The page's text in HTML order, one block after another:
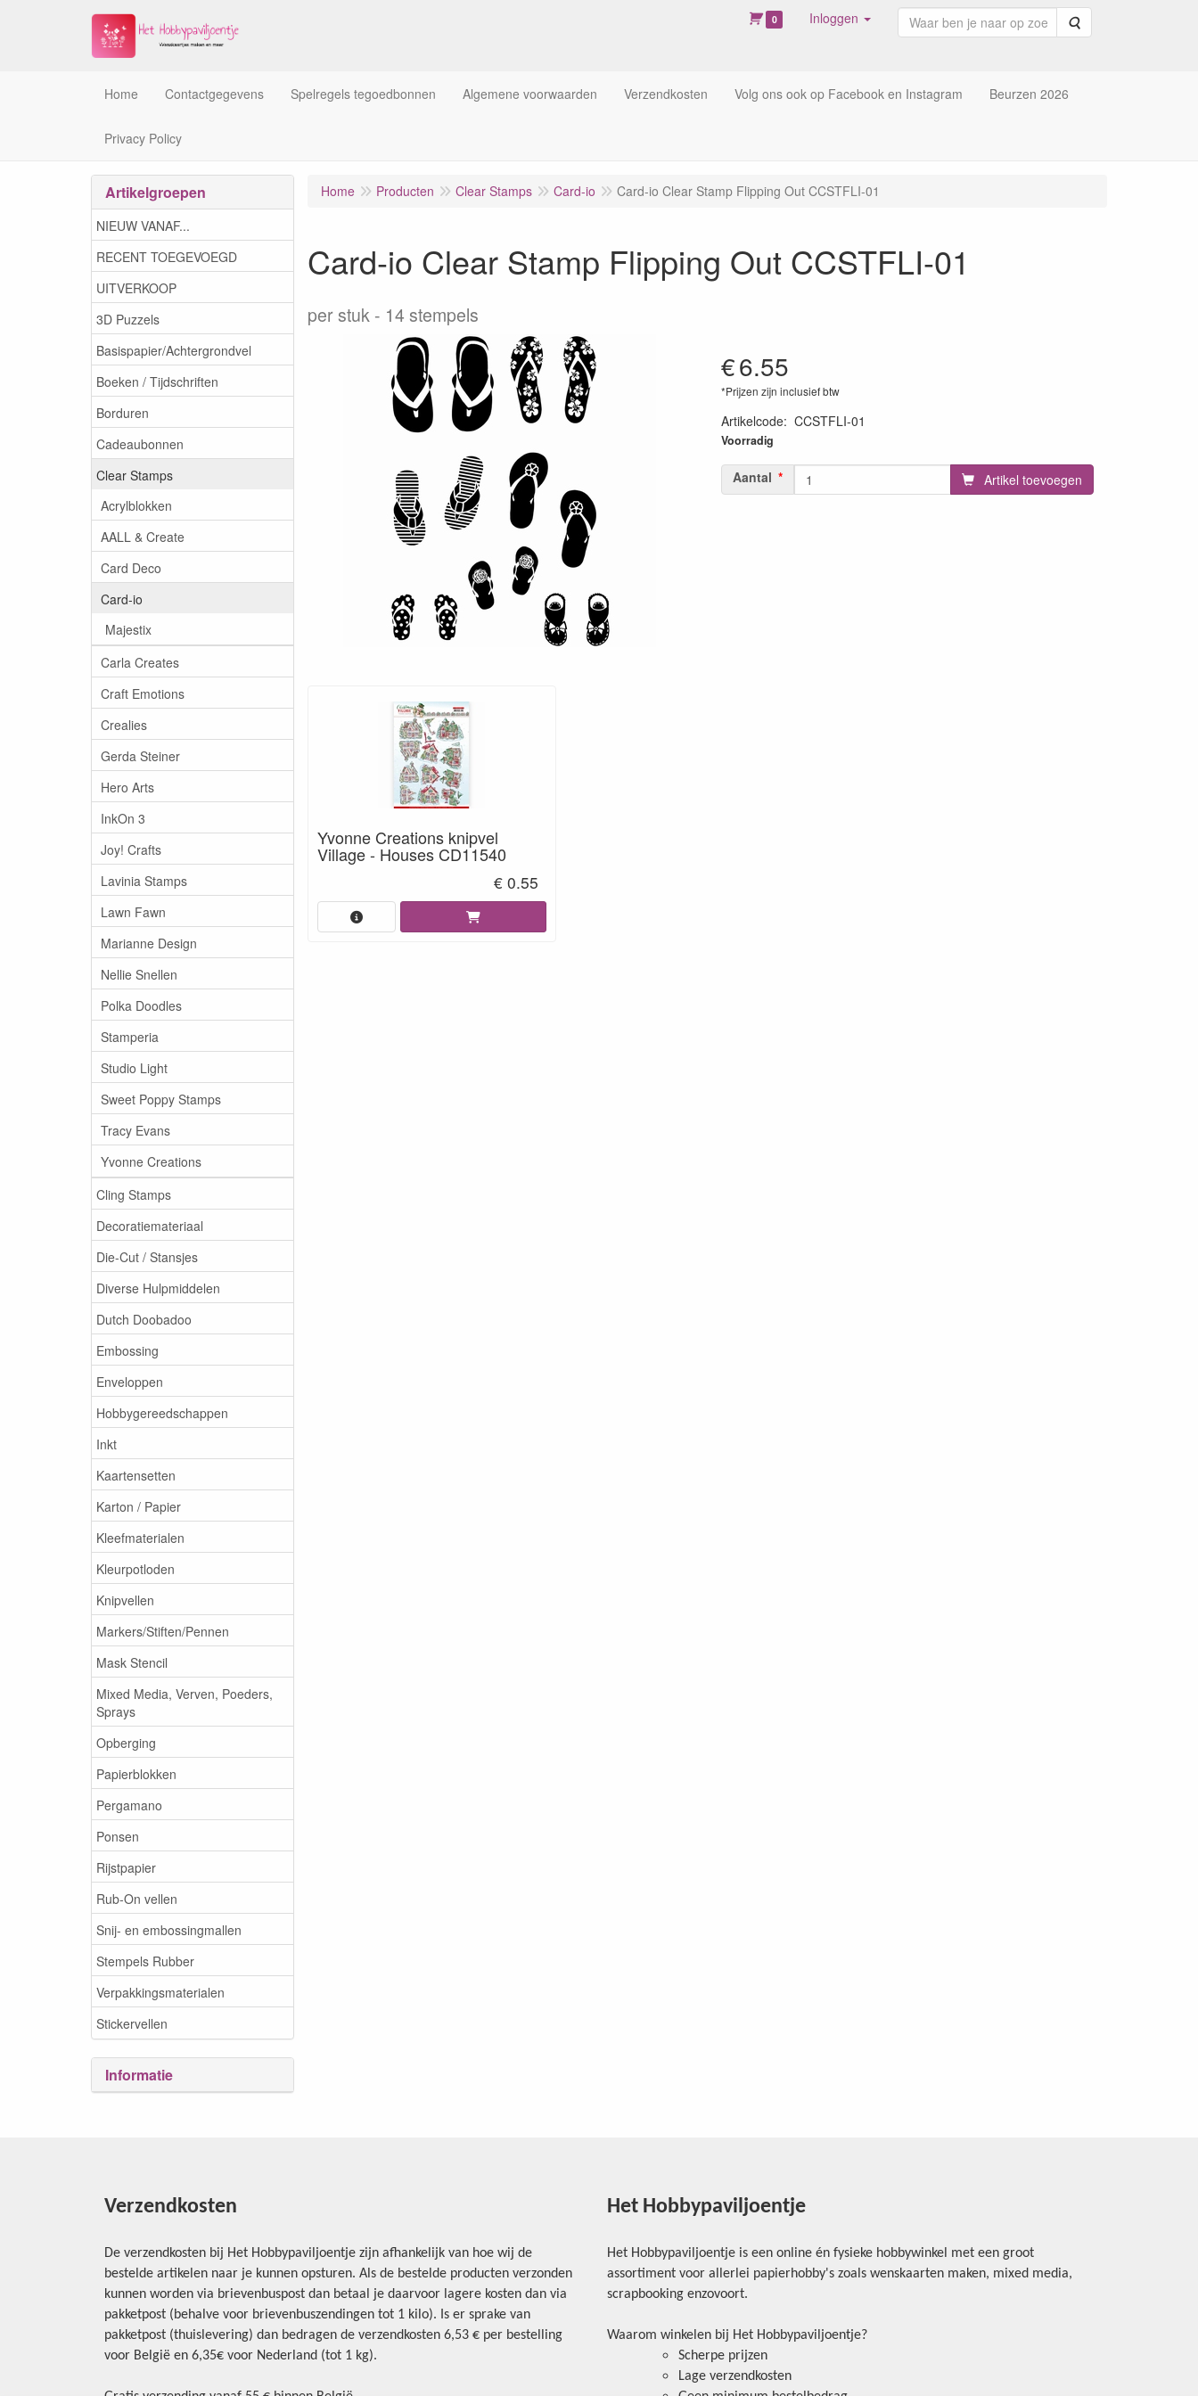
0 Inloggen Zoeken
Home Contactgegevens Spelregels tegoedbonnen Algemene voorwaarden Verzendkosten Volg ons ook op Facebook en Instagram Beurzen 2026
Privacy Policy
Artikelgroepen
NIEUW VANAF...
RECENT TOEGEVOEGD
UITVERKOOP
3D Puzzels
Basispapier/Achtergrondvel
Boeken / Tijdschriften
Borduren
Cadeaubonnen
Clear Stamps
Acrylblokken
AALL & Create
Card Deco
Card-io
Majestix
Carla Creates
Craft Emotions
Crealies
Gerda Steiner
Hero Arts
InkOn 3
Joy! Crafts
Lavinia Stamps
Lawn Fawn
Marianne Design
Nellie Snellen
Polka Doodles
Stamperia
Studio Light
Sweet Poppy Stamps
Tracy Evans
Yvonne Creations
Cling Stamps
Decoratiemateriaal
Die-Cut / Stansjes
Diverse Hulpmiddelen
Dutch Doobadoo
Embossing
Enveloppen
Hobbygereedschappen
Inkt
Kaartensetten
Karton / Papier
Kleefmaterialen
Kleurpotloden
Knipvellen
Markers/Stiften/Pennen
Mask Stencil
Mixed Media, Verven, Poeders,
Sprays
Opberging
Papierblokken
Pergamano
Ponsen
Rijstpapier
Rub-On vellen
Snij- en embossingmallen
Stempels Rubber
Verpakkingsmaterialen
Stickervellen
Informatie
Home Producten Clear Stamps Card-io Card-io Clear Stamp Flipping Out CCSTFLI-01
Card-io Clear Stamp Flipping Out CCSTFLI-01
per stuk 14 stempels
€6.55
*Prijzen zijn inclusief btw
Artikelcode: CCSTFLI-01
5060389332296
Voorradig
Aantal Artikel toevoegen
Yvonne Creations knipvel
Village - Houses CD11540
€ 0.55
Verzendkosten
De verzendkosten bij Het Hobbypaviljoentje zijn afhankelijk van hoe wij de
bestelde artikelen naar je kunnen opsturen. Als de bestelde producten verzonden
kunnen worden via brievenbuspost dan betaal je daarvoor lagere kosten dan via
pakketpost (behalve voor brievenbuszendingen tot 1 kilo). Is er sprake van
pakketpost (thuislevering) dan bedragen de verzendkosten 6,53 € per bestelling
voor België en 6,35€ voor Nederland (tot 1 kg).
Het Hobbypaviljoentje
Het Hobbypaviljoentje is een online én fysieke hobbywinkel met een groot
assortiment voor allerlei papierhobby's zoals wenskaarten maken, mixed media,
scrapbooking enzovoort.
Waarom winkelen bij Het Hobbypaviljoentje?
Scherpe prijzen
Lage verzendkosten